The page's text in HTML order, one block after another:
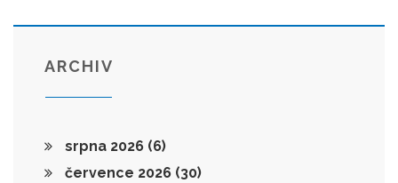
ARCHIV
srpna 2026 (6)
července 2026 (30)